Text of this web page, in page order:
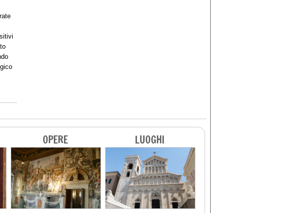
OPERE LUOGHI